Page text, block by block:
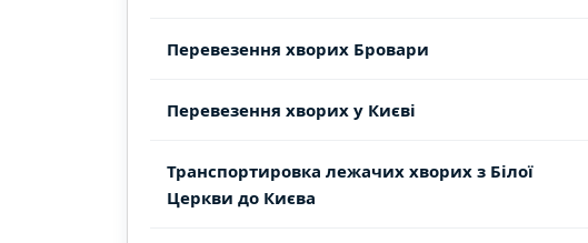
Перевезення хворих Бровари
Перевезення хворих у Києві
Транспортировка лежачих хворих з Білої
Церкви до Києва